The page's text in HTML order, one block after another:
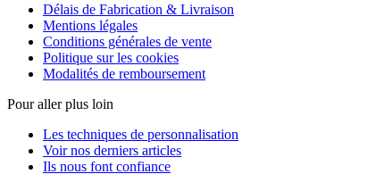
Délais de Fabrication & Livraison
Mentions légales
Conditions générales de vente
Politique sur les cookies
Modalités de remboursement
Pour aller plus loin
Les techniques de personnalisation
Voir nos derniers articles
Ils nous font confiance